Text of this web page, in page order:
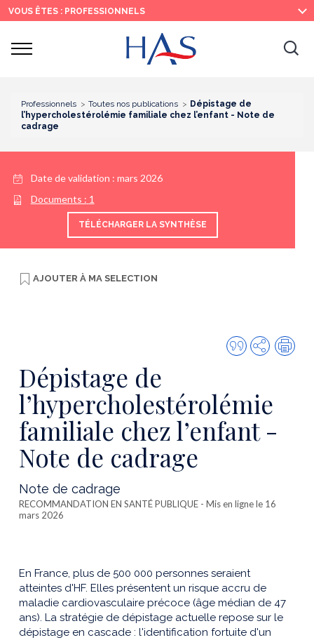
Recherche
Menu
principal
Contenu
principal
VOUS ÊTES : PROFESSIONNELS
Ouvrir
Professionnels Toutes nos publications
Dépistage de
l’hypercholestérolémie familiale chez l’enfant - Note de
cadrage
Date de validation : mars 2026
Documents : 1
TÉLÉCHARGER LA SYNTHÈSE
AJOUTER À MA SELECTION
Citer
cette
Partager
Dépistage de
l’hypercholestérolémie
familiale chez l’enfant -
Note de cadrage
Note de cadrage
RECOMMANDATION EN SANTÉ PUBLIQUE - Mis en ligne le 16
mars 2026
En France, plus de 500 000 personnes seraient
atteintes d'HF. Elles présentent un risque accru de
maladie cardiovasculaire précoce (âge médian de 47
ans). La stratégie de dépistage actuelle repose sur le
dépistage en cascade : l'identification fortuite d'un